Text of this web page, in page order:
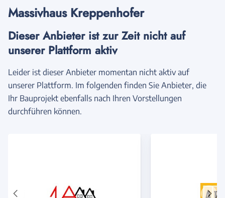
Massivhaus Kreppenhofer
Dieser Anbieter ist zur Zeit nicht auf
unserer Plattform aktiv
Leider ist dieser Anbieter momentan nicht aktiv auf
unserer Plattform. Im folgenden finden Sie Anbieter, die
Ihr Bauprojekt ebenfalls nach Ihren Vorstellungen
durchführen können.